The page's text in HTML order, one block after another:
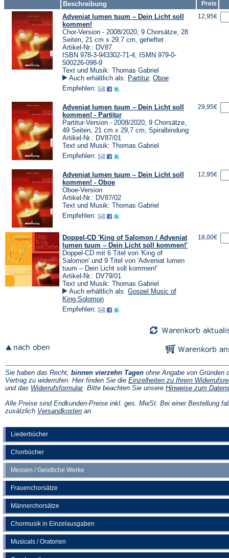
Liederbücher
Chorbücher
Messen / Geistliche Werke
Frauenchorsätze
Männerchorsätze
Chormusik in Einzelausgaben
Musicals / Oratorien
Beschreibung Preis
Adveniat lumen tuum – Dein Licht soll
kommen!
Chor-Version - 2008/2020, 9 Chorsätze, 28
Seiten, 21 cm x 29,7 cm, geheftet
Artikel-Nr.: DV87
ISBN 978-3-943302-71-4, ISMN 979-0-
500226-098-9
Text und Musik: Thomas Gabriel
Auch erhältlich als: Partitur, Oboe
Empfehlen:
12,95€
Adveniat lumen tuum – Dein Licht soll
kommen! - Partitur
Partitur-Version - 2008/2020, 9 Chorsätze,
49 Seiten, 21 cm x 29,7 cm, Spiralbindung
Artikel-Nr.: DV87/01
Text und Musik: Thomas Gabriel
Empfehlen:
29,95€
Adveniat lumen tuum – Dein Licht soll
kommen! - Oboe
Oboe-Version
Artikel-Nr.: DV87/02
Text und Musik: Thomas Gabriel
Empfehlen:
12,95€
Doppel-CD 'King of Salomon / Adveniat
lumen tuum – Dein Licht soll kommen!'
Doppel-CD mit 6 Titel von 'King of
Salomon' und 9 Titel von 'Adveniat lumen
tuum – Dein Licht soll kommen!'
Artikel-Nr.: DV79/01
Text und Musik: Thomas Gabriel
Auch erhältlich als: Gospel Music of
King Solomon
Empfehlen:
18,00€
Sie haben das Recht, binnen vierzehn Tagen ohne Angabe von Gründen
Vertrag zu widerrufen. Hier finden Sie die Einzelheiten zu Ihrem
und das Widerrufsformular(Öffnet
einem
neuen
. Bitte beachten Sie unsere Hinweise zum
Alle Preise sind Endkunden-Preise inkl. ges. MwSt. Bei einer Bestellung
zusätzlich Versandkosten(Öffnet
an.